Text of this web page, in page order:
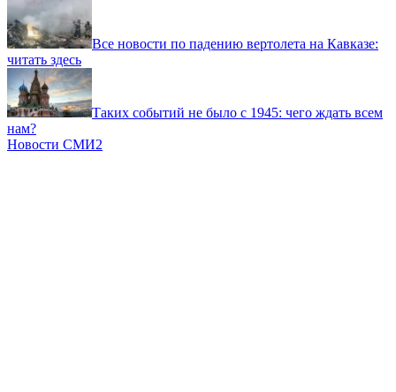
Все новости по падению вертолета на Кавказе:
читать здесь
Таких событий не было с 1945: чего ждать всем
нам?
Новости СМИ2